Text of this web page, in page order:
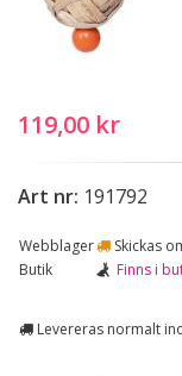
119,00 kr
Art nr: 191792
Webblager
Skickas
Butik
Finns i
Levereras normalt